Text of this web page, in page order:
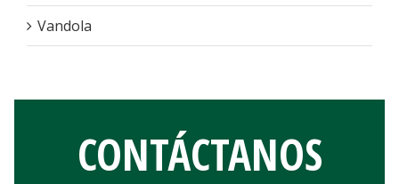
Vandola
CONTÁCTANOS